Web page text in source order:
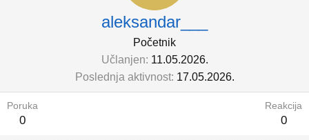
aleksandar___
Početnik
Učlanjen 11.05.2026.
Poslednja aktivnost 17.05.2026.
Poruka
0
Reakcija
0